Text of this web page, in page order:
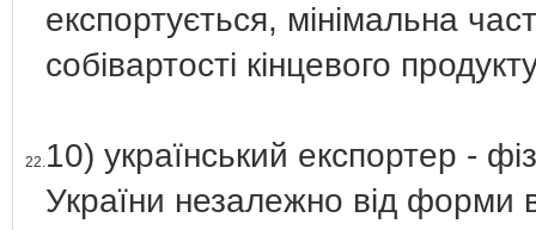
експортується, мінімальна
собівартості кінцевого
22.10) український експортер -
України незалежно від форми